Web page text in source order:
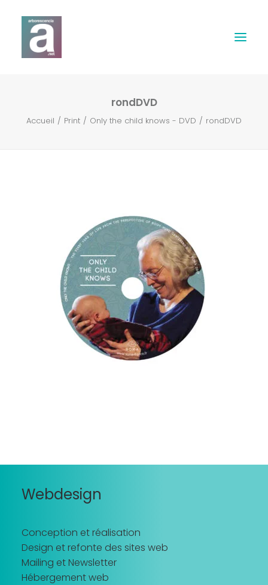
Recherche
rondDVD
Accueil Print Only the child knows - DVD rondDVD
Webdesign
Conception et réalisation
Design et refonte des sites web
Mailing et Newsletter
Hébergement web